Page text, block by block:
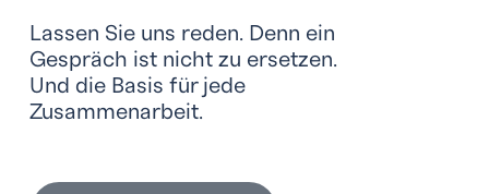
Lassen Sie uns reden. Denn ein
Gespräch ist nicht zu ersetzen.
Und die Basis für jede
Zusammenarbeit.